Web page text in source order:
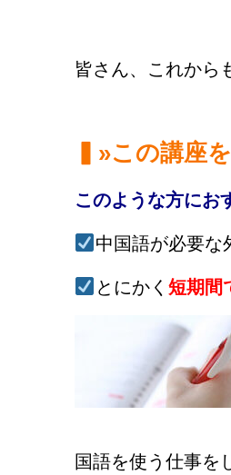
皆さん、これから
▍»この講座
このような方にお
中国語が必要な
とにかく 短期間
国語を使う仕事を